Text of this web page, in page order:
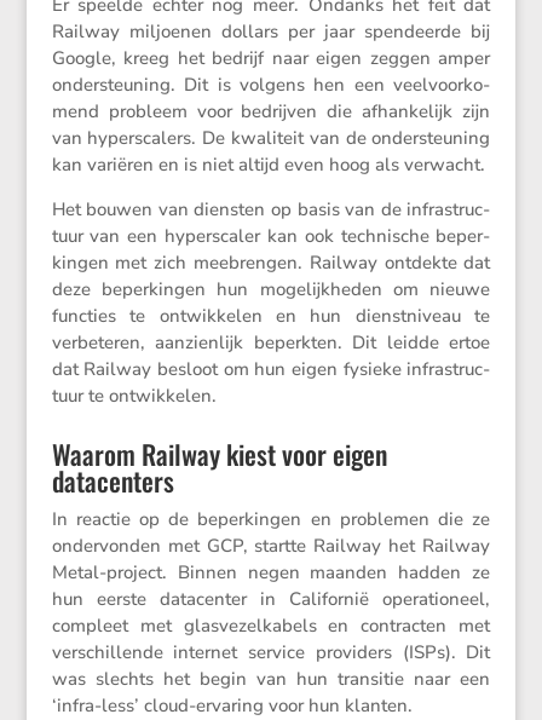
Er speelde echter nog meer. Ondanks het feit dat
Railway miljoenen dollars per jaar spendeerde bij
Google, kreeg het bedrijf naar eigen zeggen amper
onder­steu­ning. Dit is volgens hen een veelvoor­ko­
mend probleem voor bedrijven die afhan­ke­lijk zijn
van hypers­ca­lers. De kwali­teit van de onder­steu­ning
kan variëren en is niet altijd even hoog als verwacht.
Het bouwen van diensten op basis van de infra­struc­
tuur van een hypers­caler kan ook techni­sche beper­
kingen met zich meebrengen. Railway ontdekte dat
deze beper­kingen hun mogelijk­heden om nieuwe
functies te ontwik­kelen en hun dienst­ni­veau te
verbe­teren, aanzien­lijk beperkten. Dit leidde ertoe
dat Railway besloot om hun eigen fysieke infra­struc­
tuur te ontwikkelen.
Waarom Railway kiest voor eigen
datacenters
In reactie op de beper­kingen en problemen die ze
onder­vonden met GCP, startte Railway het Railway
Metal-project. Binnen negen maanden hadden ze
hun eerste datacenter in Californië opera­ti­o­neel,
compleet met glasve­zel­ka­bels en contracten met
verschil­lende internet service provi­ders (ISPs). Dit
was slechts het begin van hun transitie naar een
‘infra-less’ cloud-ervaring voor hun klanten.